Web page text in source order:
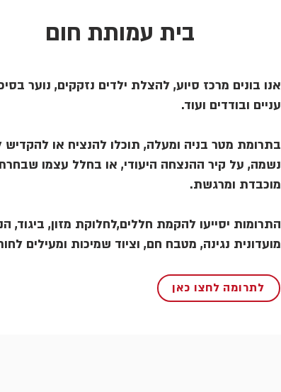
בית עמותת חום
אנו בונים מרכז סיוע, להצלת ילדים נזקקים, נוער
עניים ובודדים ועוד.
בתרומת מטר בניה ומעלה, תוכלו להנציח או להקדיש
נשמה, על קיר ההנצחה היעודי, או בחלל עצמו
מוכבדת ומרגשת.
התרומות יסייעו להקמת חללים,לחלוקת מזון, ביגוד,
מועדונית נגינה, מטבח חם, וציוד שמיכות ומעילים
לתרומה לחצו כאן